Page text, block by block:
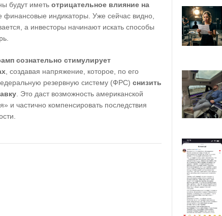
будут иметь отрицательное влияние на
финансовые индикаторы. Уже сейчас видно,
а инвесторы начинают искать способы
сознательно стимулирует
, создавая напряжение, которое, по его
резервную систему (ФРС) снизить
. Это даст возможность американской
и частично компенсировать последствия